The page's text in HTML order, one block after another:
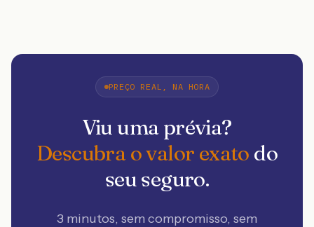
PREÇO REAL, NA HORA
Viu uma prévia?
Descubra o valor exato do
seu seguro.
3 minutos, sem compromisso, sem